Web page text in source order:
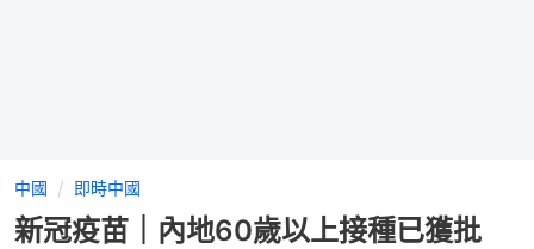
中國 即時中國
新冠疫苗｜內地60歲以上接種已獲批